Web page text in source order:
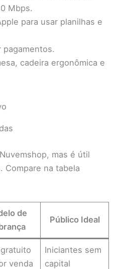
Mbps.
para usar planilhas e
pagamentos.
cadeira ergonômica e
mas é útil
Compare na tabela
de
Público Ideal
venda
Iniciantes sem
capital